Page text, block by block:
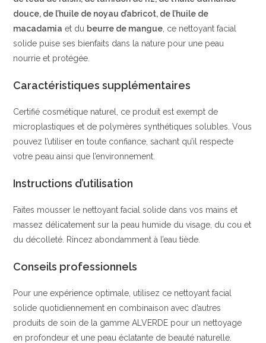
douce, de l’huile de noyau d’abricot, de l’huile de
macadamia et du beurre de mangue , ce nettoyant facial
solide puise ses bienfaits dans la nature pour une peau
nourrie et protégée.
Caractéristiques supplémentaires
Certifié cosmétique naturel, ce produit est exempt de
microplastiques et de polymères synthétiques solubles. Vous
pouvez l’utiliser en toute confiance, sachant qu’il respecte
votre peau ainsi que l’environnement.
Instructions d’utilisation
Faites mousser le nettoyant facial solide dans vos mains et
massez délicatement sur la peau humide du visage, du cou et
du décolleté. Rincez abondamment à l’eau tiède.
Conseils professionnels
Pour une expérience optimale, utilisez ce nettoyant facial
solide quotidiennement en combinaison avec d’autres
produits de soin de la gamme ALVERDE pour un nettoyage
en profondeur et une peau éclatante de beauté naturelle.